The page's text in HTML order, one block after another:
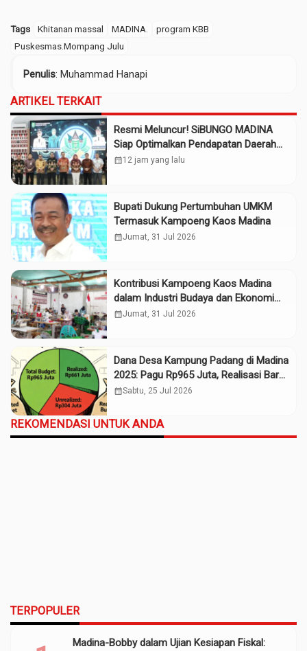
Tags Khitanan massal MADINA.
program KBB
Puskesmas.Mompang Julu
Penulis: Muhammad Hanapi
ARTIKEL TERKAIT
Resmi Meluncur! SiBUNGO MADINA
Siap Optimalkan Pendapatan Daerah
Madina
calendar_month12 jam yang lalu
Bupati Dukung Pertumbuhan UMKM
Termasuk Kampoeng Kaos Madina
calendar_monthJumat, 31 Jul 2026
Kontribusi Kampoeng Kaos Madina
dalam Industri Budaya dan Ekonomi
Daerah
calendar_monthJumat, 31 Jul 2026
Dana Desa Kampung Padang di Madina
2025: Pagu Rp965 Juta, Realisasi Baru
Rp661 Juta
calendar_monthSabtu, 25 Jul 2026
REKOMENDASI UNTUK ANDA
TERPOPULER
Madina-Bobby dalam Ujian Kesiapan Fiskal: